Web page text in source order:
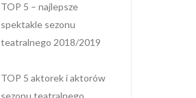
TOP 5 – najlepsze
spektakle sezonu
teatralnego 2018/2019
TOP 5 aktorek i aktorów
sezonu teatralnego